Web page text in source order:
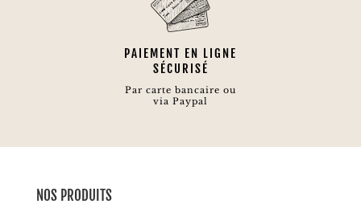
PAIEMENT EN LIGNE
SÉCURISÉ
Par carte bancaire ou
via Paypal
NOS PRODUITS